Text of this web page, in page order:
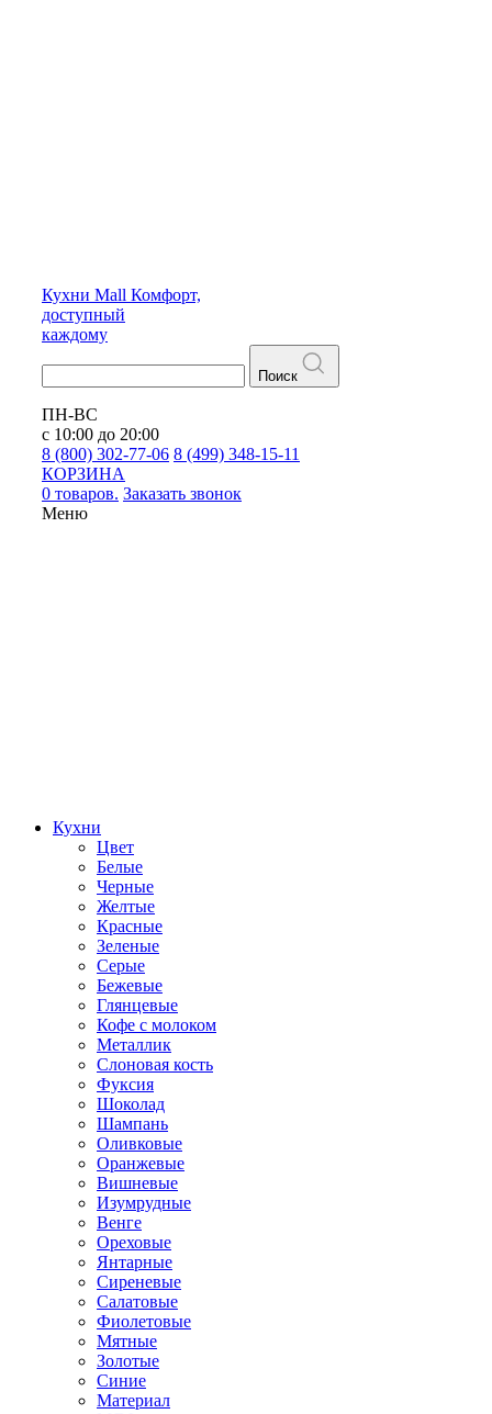
Кухни Mall Комфорт,
доступный
каждому
Поиск
ПН-ВС
с 10:00 до 20:00
8 (800) 302-77-06 8 (499) 348-15-11
КОРЗИНА
0 товаров. Заказать звонок
Меню
Кухни
Цвет
Белые
Черные
Желтые
Красные
Зеленые
Серые
Бежевые
Глянцевые
Кофе с молоком
Металлик
Слоновая кость
Фуксия
Шоколад
Шампань
Оливковые
Оранжевые
Вишневые
Изумрудные
Венге
Ореховые
Янтарные
Сиреневые
Салатовые
Фиолетовые
Мятные
Золотые
Синие
Материал